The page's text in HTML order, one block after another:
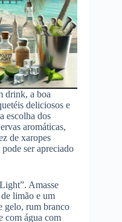
drink, a boa
deliciosos e
escolha dos
aromáticas,
de xaropes
pode ser apreciado
Amasse
limão e um
gelo, rum branco
com água com